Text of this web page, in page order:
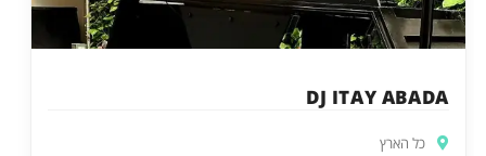
DJ ITAY ABADA
כל הארץ